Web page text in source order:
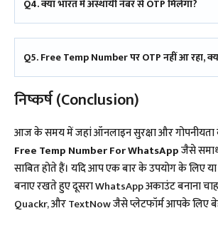
Q4. क्या भारत में अस्थायी नंबर से OTP मिलेगा?
Q5. Free Temp NumberपरOTP नहीं आ रहा,
निष्कर्ष (Conclusion)
आज के समय में जहां ऑनलाइन सुरक्षा और गोपनीयता
Free Temp Number For WhatsAppजैसे
साबित होते हैं। यदि आप एक बार के उपयोग के लिए या
बनाए रखते हुए दूसरा WhatsApp अकाउंट बनाना
Quackr, और TextNow जैसे प्लेटफॉर्म आपके लिए